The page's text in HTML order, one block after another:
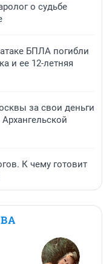
о судьбе
БПЛА погибли
и ее 12-летняя
за свои деньги
К чему готовит